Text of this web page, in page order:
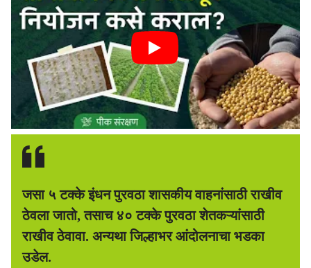
जसा ५ टक्के इंधन पुरवठा शासकीय वाहनांसाठी राखीव
ठेवला जातो, तसाच ४० टक्के पुरवठा शेतकऱ्यांसाठी
राखीव ठेवावा. अन्यथा जिल्हाभर आंदोलनाचा भडका
उडेल.